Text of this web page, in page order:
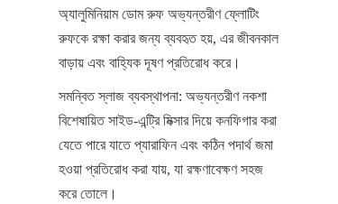
অ্যালুমিনিয়াম ডোম রুফ অভ্যন্তরীণ ফ্লোটিং
রুফকে রক্ষা করার জন্য ব্যবহৃত হয়, এর জীবনকাল
বাড়ায় এবং বাহ্যিক দূষণ প্রতিরোধ করে।
সমন্বিত স্লাজ ব্যবস্থাপনা: অভ্যন্তরীণ নকশা
বিশেষায়িত সাইড-এন্ট্রি মিক্সার দিয়ে কনফিগার করা
যেতে পারে যাতে প্যারাফিন এবং কঠিন পদার্থ জমা
হওয়া প্রতিরোধ করা যায়, যা রক্ষণাবেক্ষণ সহজ
করে তোলে।